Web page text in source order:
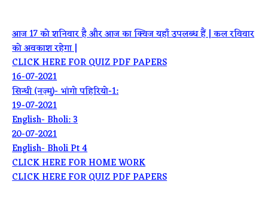
आज 17 को शनिवार है और आज का क्विज यहाँ उपलब्ध हैं | कल रविवार
को अवकाश रहेगा |
CLICK HERE FOR QUIZ PDF PAPERS
16-07-2021
सिन्धी (नज़्मु)- भांगो पहिरियो-1:
19-07-2021
English- Bholi: 3
20-07-2021
English- Bholi Pt 4
CLICK HERE FOR HOME WORK
CLICK HERE FOR QUIZ PDF PAPERS